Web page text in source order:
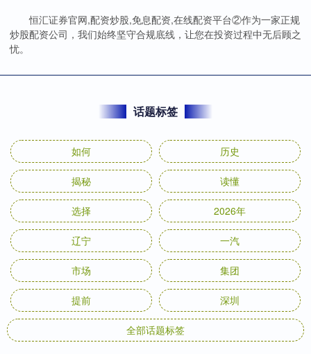
恒汇证券官网,配资炒股,免息配资,在线配资平台②作为一家正规
炒股配资公司，我们始终坚守合规底线，让您在投资过程中无后顾之
忧。
话题标签
如何 历史
揭秘 读懂
选择 2026年
辽宁 一汽
市场 集团
提前 深圳
全部话题标签